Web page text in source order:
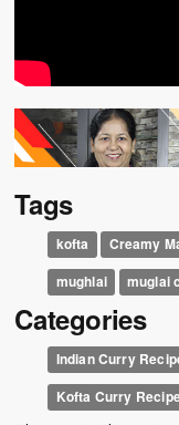
Tags
kofta Creamy
mughlai
muglai
Categories
Indian Curry
Kofta Curry